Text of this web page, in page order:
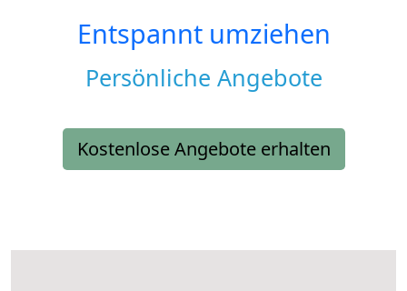
Entspannt umziehen
Persönliche Angebote
Kostenlose Angebote erhalten